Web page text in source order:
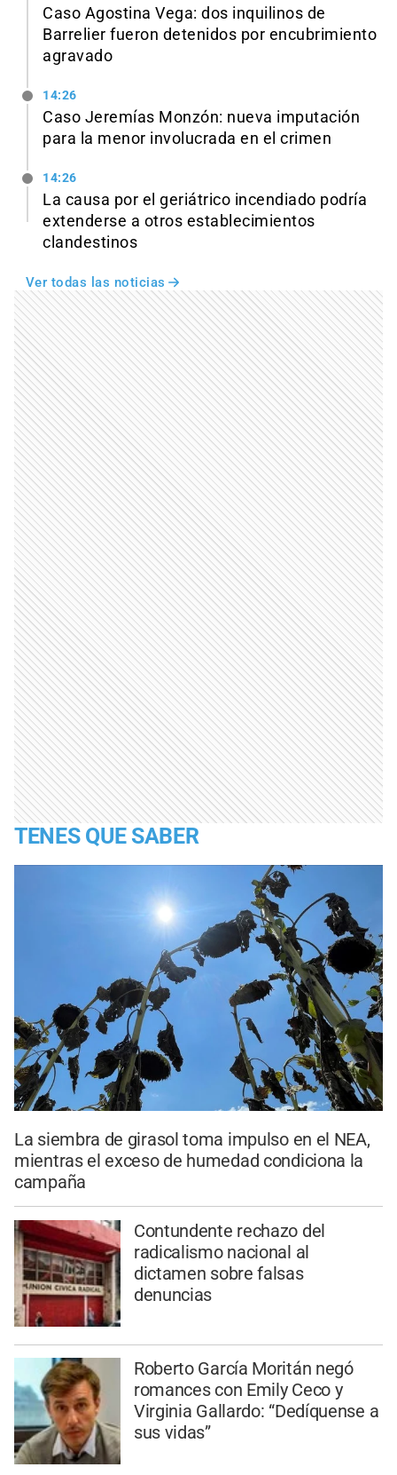
Caso Agostina Vega: dos inquilinos de
Barrelier fueron detenidos por encubrimiento
agravado
14:26
Caso Jeremías Monzón: nueva imputación
para la menor involucrada en el crimen
14:26
La causa por el geriátrico incendiado podría
extenderse a otros establecimientos
clandestinos
Ver todas las noticias
TENES QUE SABER
La siembra de girasol toma impulso en el NEA,
mientras el exceso de humedad condiciona la
campaña
Contundente rechazo del
radicalismo nacional al
dictamen sobre falsas
denuncias
Roberto García Moritán negó
romances con Emily Ceco y
Virginia Gallardo: “Dedíquense a
sus vidas”